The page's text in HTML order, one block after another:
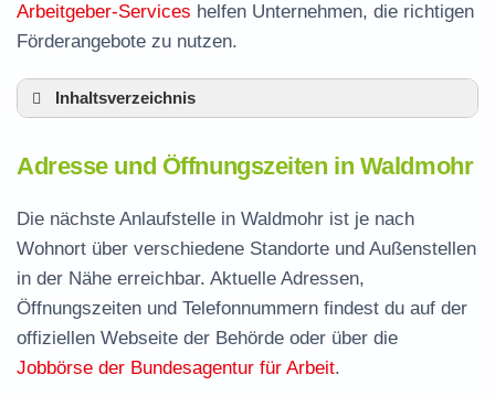
Arbeitgeber-Services helfen Unternehmen, die richtigen
Förderangebote zu nutzen.
Inhaltsverzeichnis
Leistungen der Arbeitsvermittlung in Waldmohr
Termin vereinbaren und Bürgergeld beantragen
Jobcenter Kusel – zuständige Stelle
Häufige Fragen rund ums Jobcenter
Adresse und Öffnungszeiten in Waldmohr
Die nächste Anlaufstelle in Waldmohr ist je nach
Wohnort über verschiedene Standorte und Außenstellen
in der Nähe erreichbar. Aktuelle Adressen,
Öffnungszeiten und Telefonnummern findest du auf der
offiziellen Webseite der Behörde oder über die
Jobbörse der Bundesagentur für Arbeit.